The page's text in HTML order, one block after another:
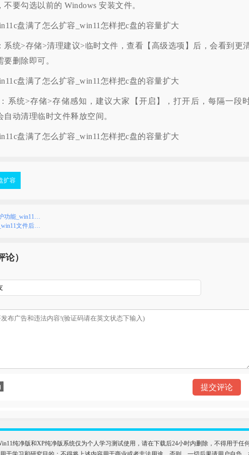
勾选以前的 Windows 安装文件。
>存储>清理建议>临时文件，查看【高级选项】后，会看到更
删除即可。
统>存储>存储感知，建议大家【开启】，打开后，每隔一段
自动清理临时文件释放空间。
扩容
功能_win11…
文件后…
论）
纯净版和XP纯净版系统仅为个人学习测试使用，请在下载后24小时内删除，不得用于